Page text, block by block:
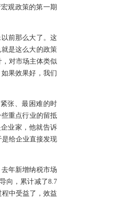
观政策的第一期
前那么大了。这
是这么大的政策
对市场主体类似
果效果好，我们
张、最困难的时
重点行业的留抵
业家，他就告诉
给企业直接发现
年新增纳税市场
向，累计减了8.7
中受益了，效益